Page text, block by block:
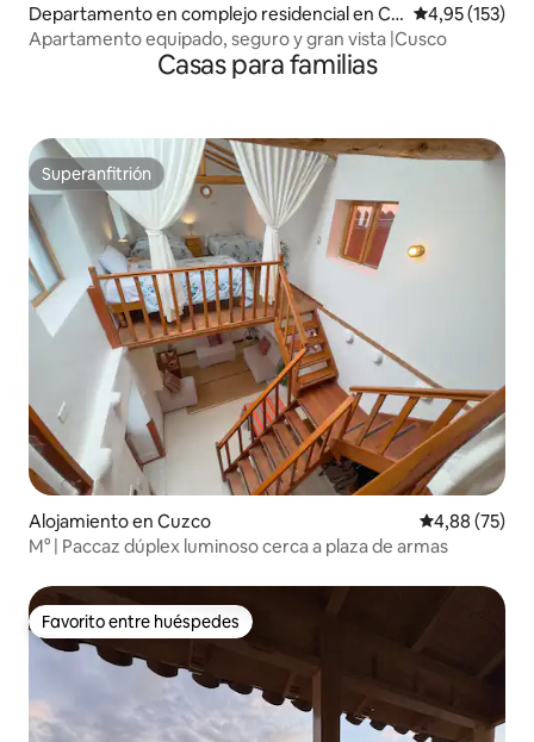
Departamento en complejo residencial en Cu
zco
Calificación
4,95 (153)
Apartamento equipado, seguro y gran vista |Cusco
Casas para familias
Superanfitrión
Superanfitrión
Alojamiento en Cuzco Calificación
4,88 (75)
M° | Paccaz dúplex luminoso cerca a plaza de armas
Favorito entre huéspedes
Favorito entre huéspedes